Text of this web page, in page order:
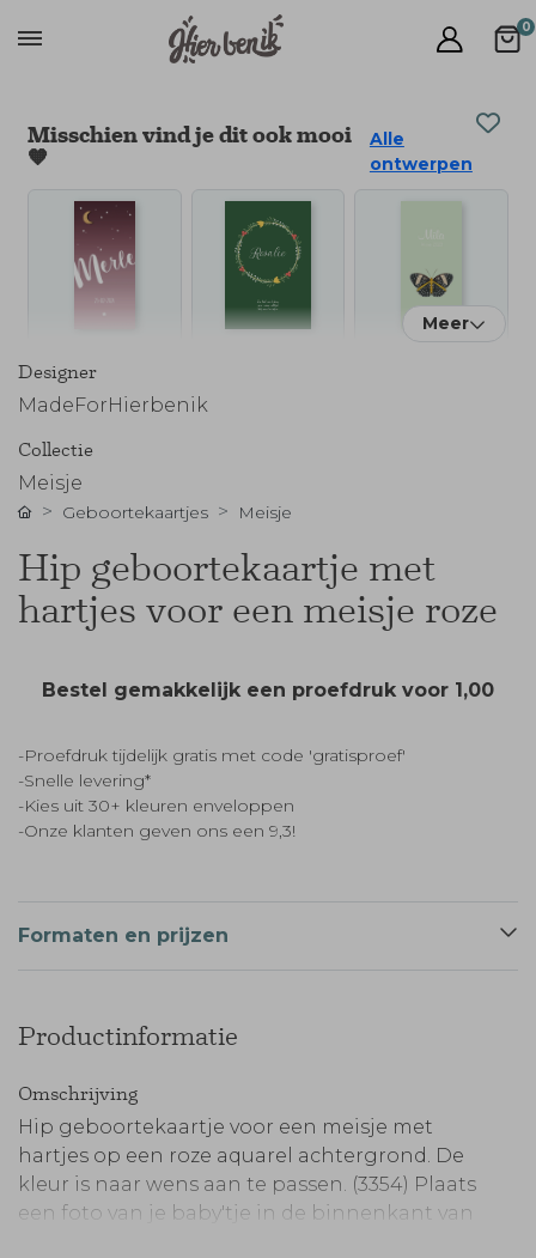
0
Misschien vind je dit ook mooi
🧡
Alle
ontwerpen
Meer
Designer
MadeForHierbenik
Collectie
Meisje
Geboortekaartjes Meisje
Hip geboortekaartje met
hartjes voor een meisje roze
Bestel gemakkelijk een proefdruk voor 1,00
-Proefdruk tijdelijk gratis met code 'gratisproef'
-Snelle levering*
-Kies uit 30+ kleuren enveloppen
-Onze klanten geven ons een 9,3!
Formaten en prijzen
Productinformatie
Omschrijving
Hip geboortekaartje voor een meisje met
hartjes op een roze aquarel achtergrond. De
kleur is naar wens aan te passen. (3354) Plaats
een foto van je baby'tje in de binnenkant van